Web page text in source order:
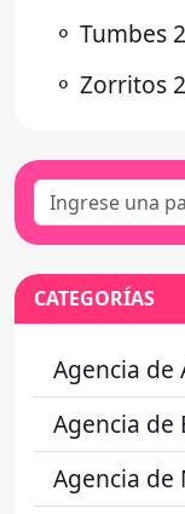
⚬ Tumbes
⚬ Zorritos
CATEGORÍAS
Agencia de
Agencia de
Agencia de